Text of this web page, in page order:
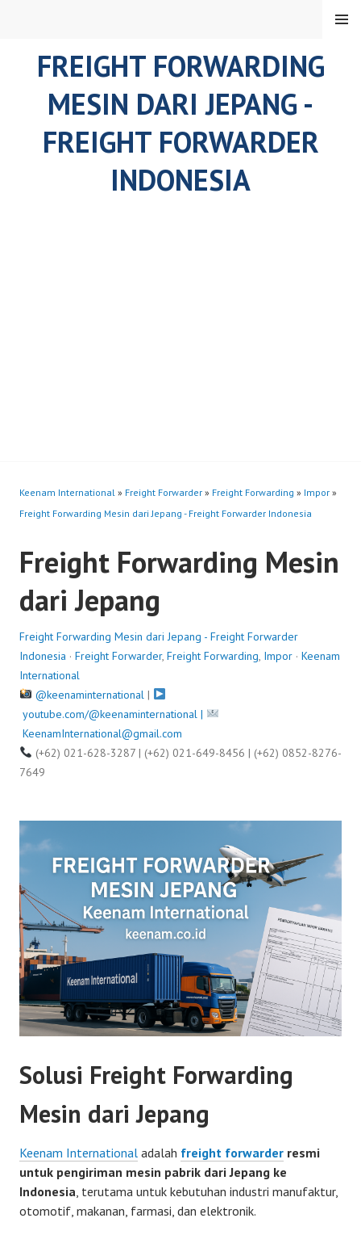
FREIGHT FORWARDING
MESIN DARI JEPANG -
FREIGHT FORWARDER
INDONESIA
MENU
Keenam International » Freight Forwarder » Freight Forwarding » Impor »
Freight Forwarding Mesin dari Jepang - Freight Forwarder Indonesia
Freight Forwarding Mesin
dari Jepang
Freight Forwarding Mesin dari Jepang - Freight Forwarder
Indonesia · Freight Forwarder, Freight Forwarding, Impor · Keenam
International
@keenaminternational|
youtube.com/@keenaminternational |
KeenamInternational@gmail.com
(+62) 021-628-3287 | (+62) 021-649-8456 | (+62) 0852-8276-
7649
Solusi Freight Forwarding
Mesin dari Jepang
Keenam International adalah freight forwarder resmi
untuk pengiriman mesin pabrik dari Jepang ke
Indonesia , terutama untuk kebutuhan industri manufaktur,
otomotif, makanan, farmasi, dan elektronik.